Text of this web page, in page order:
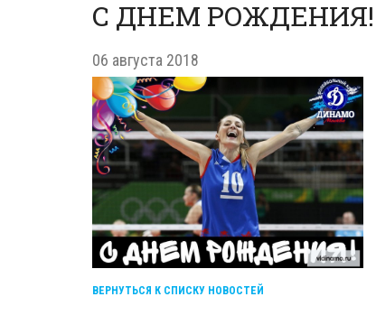
С ДНЕМ РОЖДЕНИЯ!
06 августа 2018
ВЕРНУТЬСЯ К СПИСКУ НОВОСТЕЙ